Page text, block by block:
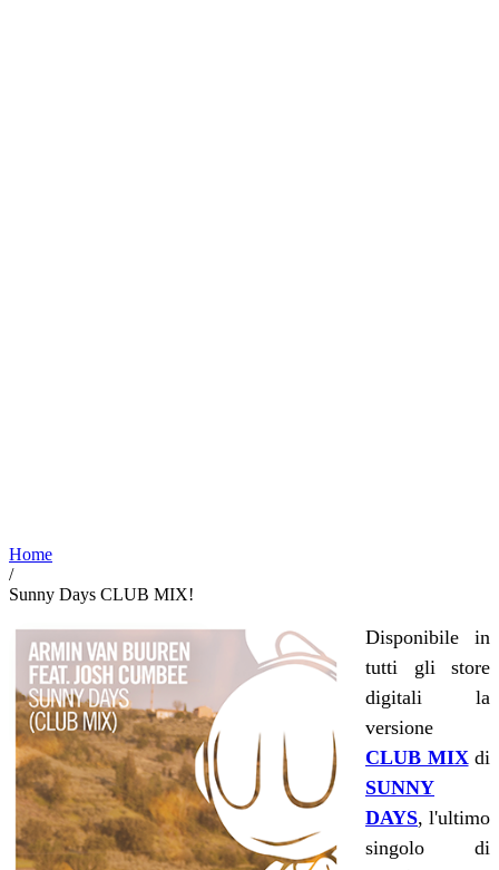
Home
/
Sunny Days CLUB MIX!
Disponibile in
tutti gli store
digitali la
versione
CLUB MIX di
SUNNY
DAYS, l'ultimo
singolo di